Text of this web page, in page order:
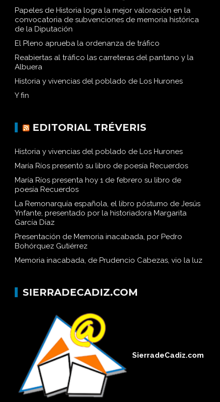
Papeles de Historia logra la mejor valoración en la
convocatoria de subvenciones de memoria histórica
de la Diputación
El Pleno aprueba la ordenanza de tráfico
Reabiertas al tráfico las carreteras del pantano y la
Albuera
Historia y vivencias del poblado de Los Hurones
Y fin
EDITORIAL TRÉVERIS
Historia y vivencias del poblado de Los Hurones
María Ríos presentó su libro de poesía Recuerdos
María Ríos presenta hoy 1 de febrero su libro de
poesía Recuerdos
La Remonarquía española, el libro póstumo de Jesús
Ynfante, presentado por la historiadora Margarita
García Díaz
Presentación de Memoria inacabada, por Pedro
Bohórquez Gutiérrez
Memoria inacabada, de Prudencio Cabezas, vio la luz
SIERRADECADIZ.COM
SierradeCadiz.com